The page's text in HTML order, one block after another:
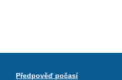
Předpověď počasí